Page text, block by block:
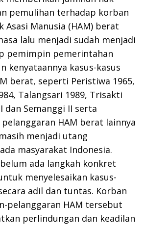
pemulihan terhadap korban
Asasi Manusia (HAM) berat
lalu menjadi sudah menjadi
pemimpin pemerintahan
kenyataannya kasus-kasus
berat, seperti Peristiwa 1965,
Talangsari 1989, Trisakti
dan Semanggi II serta
HAM berat lainnya
menjadi utang
masyarakat Indonesia.
ada langkah konkret
menyelesaikan kasus-
adil dan tuntas. Korban
pelanggaran HAM tersebut
perlindungan dan keadilan